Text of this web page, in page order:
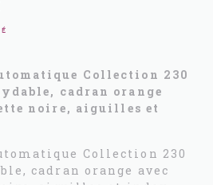
Collection 230
cadran orange
noire, aiguilles et
Collection 230
cadran orange avec